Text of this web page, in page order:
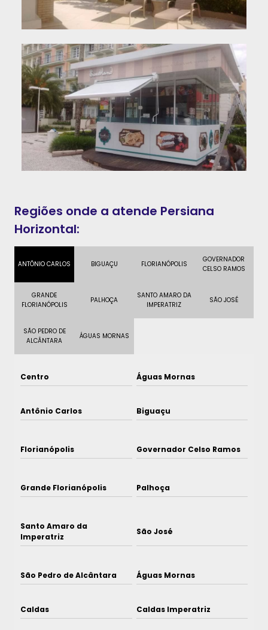
Regiões onde a atende Persiana
Horizontal:
ANTÔNIO CARLOS BIGUAÇU FLORIANÓPOLIS
GOVERNADOR
CELSO RAMOS
GRANDE
FLORIANÓPOLIS
PALHOÇA
SANTO AMARO DA
IMPERATRIZ
SÃO JOSÉ
SÃO PEDRO DE
ALCÂNTARA
ÁGUAS MORNAS
Centro Águas Mornas
Antônio Carlos Biguaçu
Florianópolis Governador Celso Ramos
Grande Florianópolis Palhoça
Santo Amaro da
Imperatriz
São José
São Pedro de Alcântara Águas Mornas
Caldas Caldas Imperatriz